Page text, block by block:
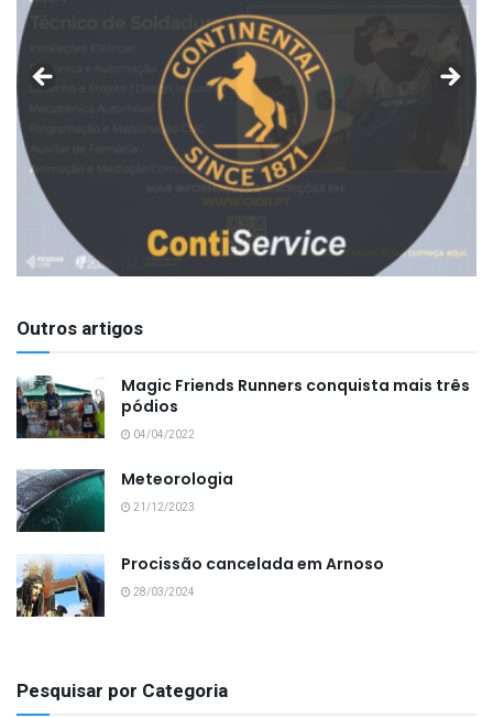
Outros artigos
Magic Friends Runners conquista mais três
pódios
04/04/2022
Meteorologia
21/12/2023
Procissão cancelada em Arnoso
28/03/2024
Pesquisar por Categoria